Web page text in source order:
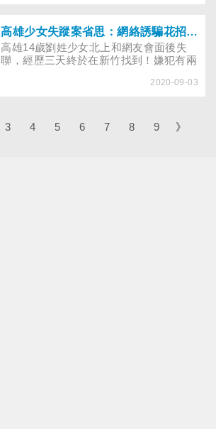
你的想像……
例。2019年衛福部統計，近三年，每天
平均有兩名未成年人的私密照，因網路誘
騙而外流，連小學生都受害，這些人終日
活在擔心與害怕中，復原之路漫長而崎
嶇。父母千萬別等到問題發生，才意識到
高雄少女失蹤案省思：網絡誘騙花招多，3招教孩子辨識
高雄14歲劉姓少女北上和網友會面後失
聯，經歷三天終於在新竹找到！嫌犯有兩
拐之實，然後下藥拍裸照再性侵……令不
才能教會孩子辨識網路交友的誘騙信號？
2020-09-03
3 4 5 6 7 8 9 》